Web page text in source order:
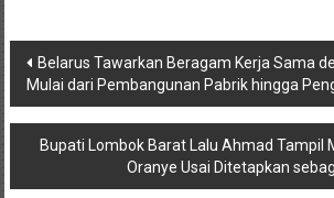
Navigasi
pos
Belarus Tawarkan Beragam Kerja Sama
Mulai dari Pembangunan Pabrik hingga
Bupati Lombok Barat Lalu Ahmad Tampil
Oranye Usai Ditetapkan